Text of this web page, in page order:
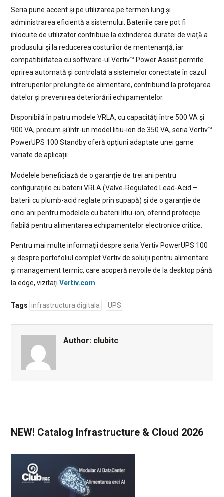
Seria pune accent și pe utilizarea pe termen lung și
administrarea eficientă a sistemului. Bateriile care pot fi
înlocuite de utilizator contribuie la extinderea duratei de viață a
produsului și la reducerea costurilor de mentenanță, iar
compatibilitatea cu software-ul Vertiv™ Power Assist permite
oprirea automată și controlată a sistemelor conectate în cazul
întreruperilor prelungite de alimentare, contribuind la protejarea
datelor și prevenirea deteriorării echipamentelor.
Disponibilă în patru modele VRLA, cu capacități între 500 VA și
900 VA, precum și într-un model litiu-ion de 350 VA, seria Vertiv™
PowerUPS 100 Standby oferă opțiuni adaptate unei game
variate de aplicații.
Modelele beneficiază de o garanție de trei ani pentru
configurațiile cu baterii VRLA (Valve-Regulated Lead-Acid –
baterii cu plumb-acid reglate prin supapă) și de o garanție de
cinci ani pentru modelele cu baterii litiu-ion, oferind protecție
fiabilă pentru alimentarea echipamentelor electronice critice.
Pentru mai multe informații despre seria Vertiv PowerUPS 100
și despre portofoliul complet Vertiv de soluții pentru alimentare
și management termic, care acoperă nevoile de la desktop până
la edge, vizitați Vertiv.com
Tags infrastructura digitala UPS
Author: clubitc
NEW! Catalog Infrastructure & Cloud 2026